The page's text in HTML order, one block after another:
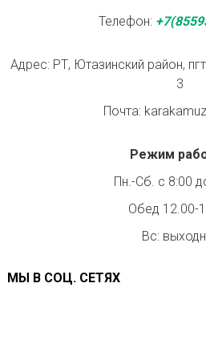
Телефон:
Адрес: РТ, Ютазинский район,
3
Почта:
Режим
Пн.-Сб. с 8:00
Обед 12.00-
Вс:
МЫ В СОЦ. СЕТЯХ